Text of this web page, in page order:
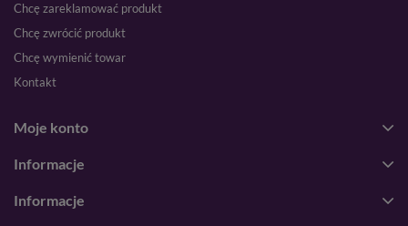
Chcę zareklamować produkt
Chcę zwrócić produkt
Chcę wymienić towar
Kontakt
Moje konto
Informacje
Informacje